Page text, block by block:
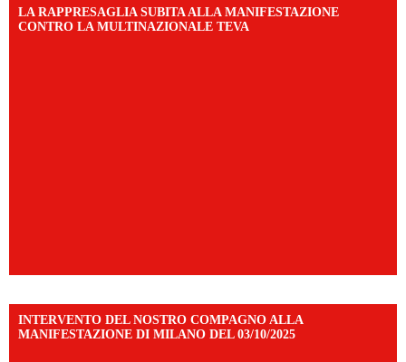
LA RAPPRESAGLIA SUBITA ALLA MANIFESTAZIONE
CONTRO LA MULTINAZIONALE TEVA
INTERVENTO DEL NOSTRO COMPAGNO ALLA
MANIFESTAZIONE DI MILANO DEL 03/10/2025